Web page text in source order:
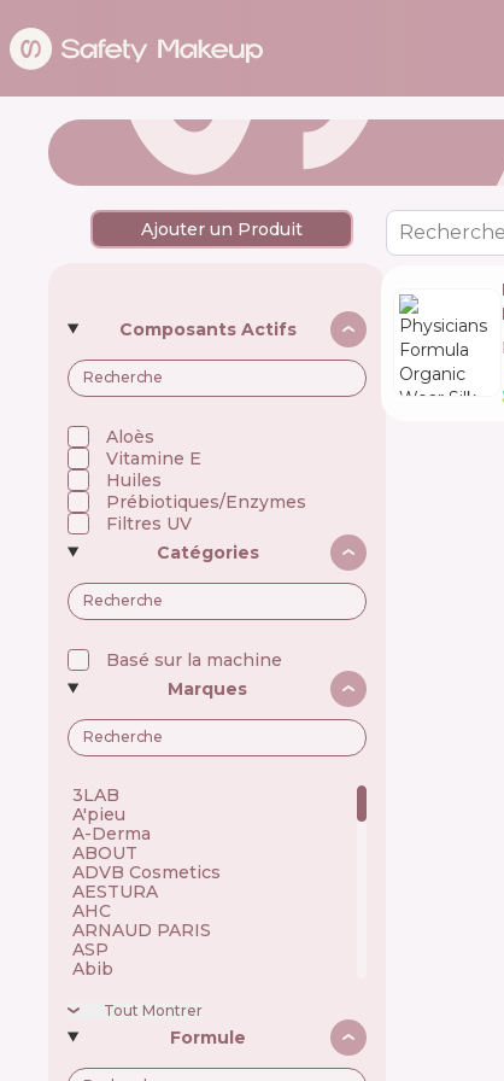
Ajouter un Produit
Composants Actifs
Aloès
Vitamine E
Huiles
Prébiotiques/Enzymes
Filtres UV
Catégories
Basé sur la machine
Marques
3LAB 🇺🇸
A'pieu 🇰🇷
A-Derma 🇫🇷
ABOUT 🇺🇦
ADVB Cosmetics 🇹🇷
AESTURA 🇰🇷
AHC 🇰🇷
ARNAUD PARIS 🇫🇷
ASP 🇬🇧
Abib 🇰🇷
Achroactive Max 🇧🇬
Acnemy 🇪🇸
Acure 🇺🇸
Acwell 🇰🇷
Tout Montrer
Formule